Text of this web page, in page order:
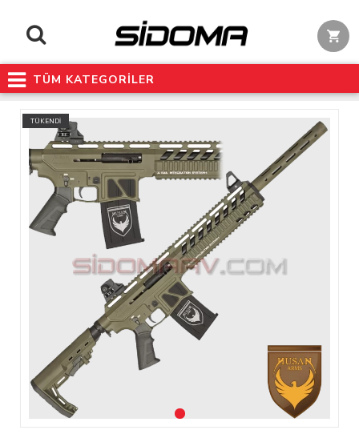
TÜM KATEGORİLER
TÜKENDİ